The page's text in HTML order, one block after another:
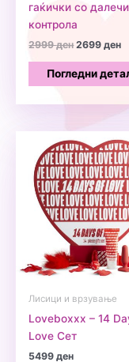
гаќички со
контрола
2999денOriginal
was:
2999 ден.
2699ден
Погледни
Лисици и врзување
Loveboxxx – 14
Love Сет
5499ден